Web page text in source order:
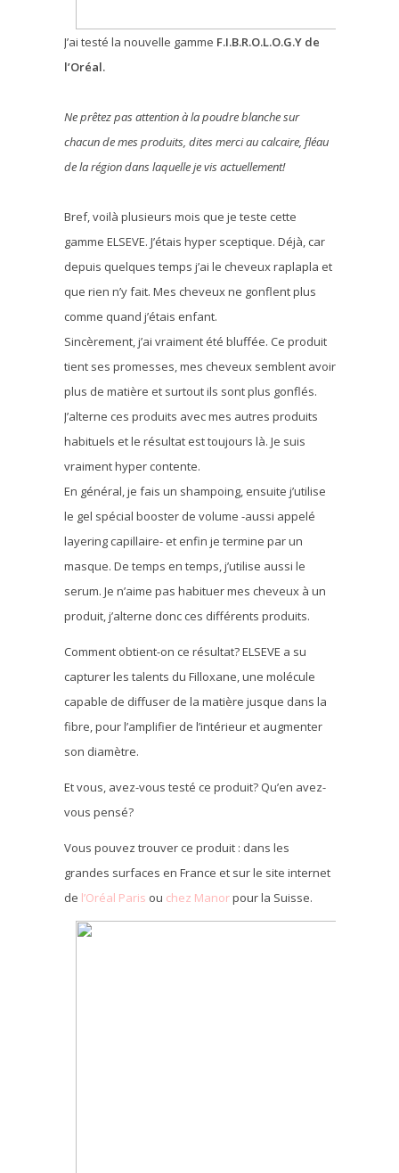
J’ai testé la nouvelle gamme F.I.B.R.O.L.O.G.Y de
l’Oréal.
Ne prêtez pas attention à la poudre blanche sur
chacun de mes produits, dites merci au calcaire, fléau
de la région dans laquelle je vis actuellement!
Bref, voilà plusieurs mois que je teste cette
gamme ELSEVE. J’étais hyper sceptique. Déjà, car
depuis quelques temps j’ai le cheveux raplapla et
que rien n’y fait. Mes cheveux ne gonflent plus
comme quand j’étais enfant.
Sincèrement, j’ai vraiment été bluffée. Ce produit
tient ses promesses, mes cheveux semblent avoir
plus de matière et surtout ils sont plus gonflés.
J’alterne ces produits avec mes autres produits
habituels et le résultat est toujours là. Je suis
vraiment hyper contente.
En général, je fais un shampoing, ensuite j’utilise
le gel spécial booster de volume -aussi appelé
layering capillaire- et enfin je termine par un
masque. De temps en temps, j’utilise aussi le
serum. Je n’aime pas habituer mes cheveux à un
produit, j’alterne donc ces différents produits.
Comment obtient-on ce résultat? ELSEVE a su
capturer les talents du Filloxane, une molécule
capable de diffuser de la matière jusque dans la
fibre, pour l’amplifier de l’intérieur et augmenter
son diamètre.
Et vous, avez-vous testé ce produit? Qu’en avez-
vous pensé?
Vous pouvez trouver ce produit : dans les
grandes surfaces en France et sur le site internet
de l’Oréal Paris ou chez Manorpour la Suisse.